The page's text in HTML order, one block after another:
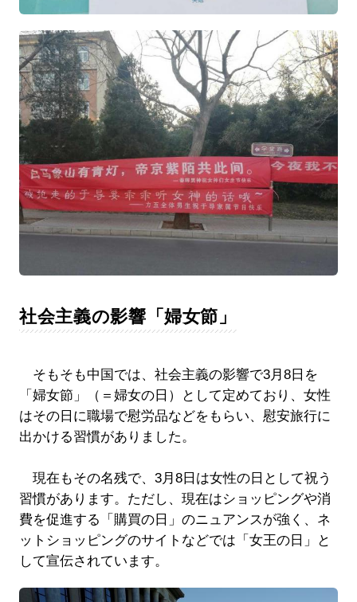
社会主義の影響「婦女節」
そもそも中国では、社会主義の影響で3月8日を
「婦女節」（＝婦女の日）として定めており、女性
はその日に職場で慰労品などをもらい、慰安旅行に
出かける習慣がありました。
現在もその名残で、3月8日は女性の日として祝う
習慣があります。ただし、現在はショッピングや消
費を促進する「購買の日」のニュアンスが強く、ネ
ットショッピングのサイトなどでは「女王の日」と
して宣伝されています。